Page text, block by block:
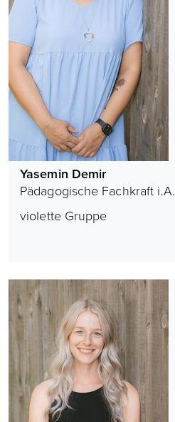
Yasemin Demir
Pädagogische Fachkraft i.A.
violette Gruppe